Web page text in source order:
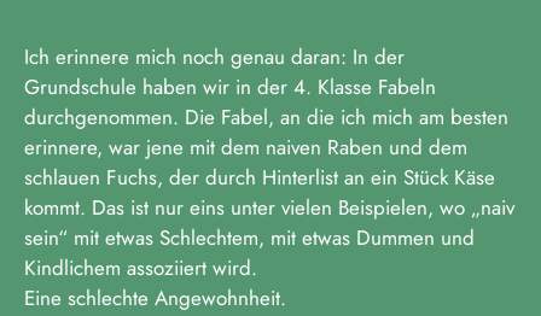
Ich erinnere mich noch genau daran: In der
Grundschule haben wir in der 4. Klasse Fabeln
durchgenommen. Die Fabel, an die ich mich am besten
erinnere, war jene mit dem naiven Raben und dem
schlauen Fuchs, der durch Hinterlist an ein Stück Käse
kommt. Das ist nur eins unter vielen Beispielen, wo „naiv
sein“ mit etwas Schlechtem, mit etwas Dummen und
Kindlichem assoziiert wird.
Eine schlechte Angewohnheit.